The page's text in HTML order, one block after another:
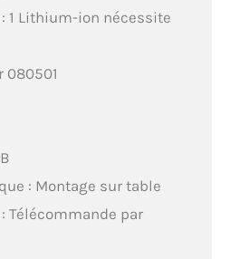
1 Lithium-ion nécessite
080501
: Montage sur table
Télécommande par